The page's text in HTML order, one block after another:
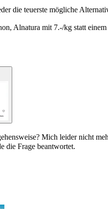
die teuerste mögliche
Alnatura mit 7.-/kg statt
Mich leider nicht
die Frage beantwortet.